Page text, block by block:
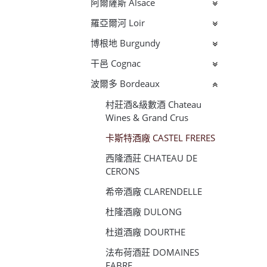
阿爾薩斯 Alsace
羅亞爾河 Loir
博根地 Burgundy
干邑 Cognac
波爾多 Bordeaux
村莊酒&級數酒 Chateau
Wines & Grand Crus
卡斯特酒廠 CASTEL FRERES
西隆酒莊 CHATEAU DE
CERONS
希帝酒廠 CLARENDELLE
杜隆酒廠 DULONG
杜道酒廠 DOURTHE
法布荷酒莊 DOMAINES